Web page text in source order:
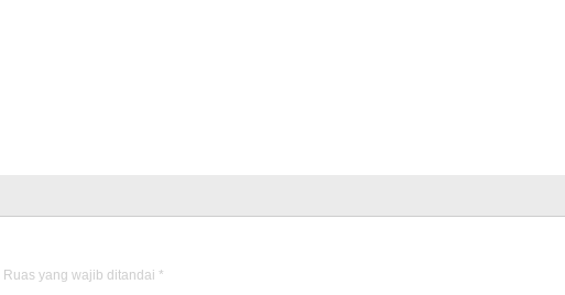
Ruas yang wajib ditandai *